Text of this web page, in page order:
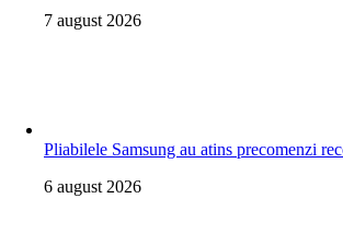
7 august 2026
Pliabilele Samsung au atins precomenzi
6 august 2026